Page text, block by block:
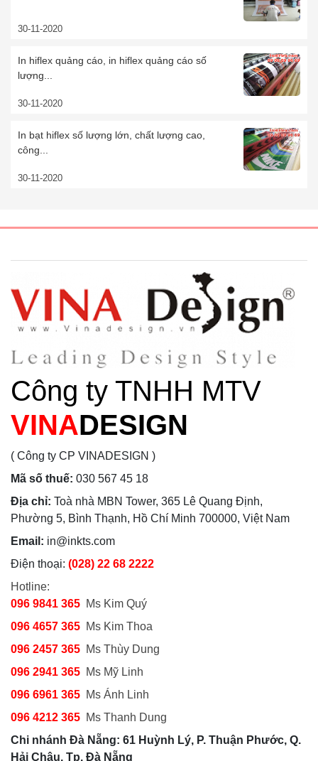
30-11-2020
In hiflex quảng cáo, in hiflex quảng cáo số
lượng...
30-11-2020
In bạt hiflex số lượng lớn, chất lượng cao,
công...
30-11-2020
Công ty TNHH MTV
VINADESIGN
( Công ty CP VINADESIGN )
Mã số thuế: 030 567 45 18
Địa chỉ: Toà nhà MBN Tower, 365 Lê Quang Định,
Phường 5, Bình Thạnh, Hồ Chí Minh 700000, Việt Nam
Email: in@inkts.com
Điện thoại: (028) 22 68 2222
Hotline:
096 9841 365 Ms Kim Quý
096 4657 365 Ms Kim Thoa
096 2457 365 Ms Thùy Dung
096 2941 365 Ms Mỹ Linh
096 6961 365 Ms Ánh Linh
096 4212 365 Ms Thanh Dung
Chi nhánh Đà Nẵng: 61 Huỳnh Lý, P. Thuận Phước, Q.
Hải Châu, Tp. Đà Nẵng